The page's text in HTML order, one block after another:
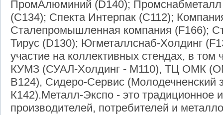
ПромАлюминий (D140); Промснабметалл
(C134); Спекта Интерпак (C112);
Сталепромышленная компания (F166);
Тирус (D130); Югметаллснаб-Холдинг
участие на коллективных стендах, в
КУМЗ (СУАЛ-Холдинг - М110), ТЦ ОМК
B124), Сидеро-Сервис (Молодечненский
К142).Металл-Экспо - это традиционное
производителей, потребителей и